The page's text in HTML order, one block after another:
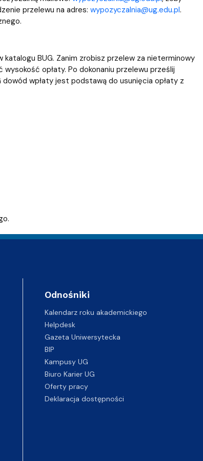
przelewu na adres: wypozyczalnia@ug.edu.pl.
BUG. Zanim zrobisz przelew za nieterminowy
opłaty. Po dokonaniu przelewu prześlij
dowód wpłaty jest podstawą do usunięcia opłaty z
Odnośniki
Kalendarz roku akademickiego
Helpdesk
Gazeta Uniwersytecka
BIP
Kampusy UG
Biuro Karier UG
Oferty pracy
Deklaracja dostępności